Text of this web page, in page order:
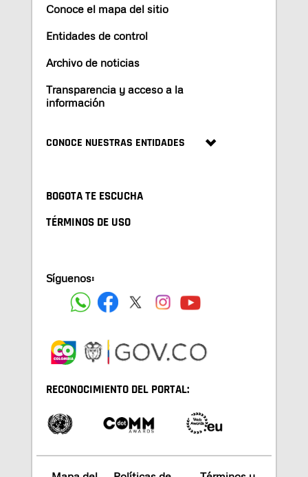
Conoce el mapa del sitio
Entidades de control
Archivo de noticias
Transparencia y acceso a la
información
CONOCE NUESTRAS ENTIDADES
BOGOTA TE ESCUCHA
TÉRMINOS DE USO
Síguenos:
RECONOCIMIENTO DEL PORTAL: